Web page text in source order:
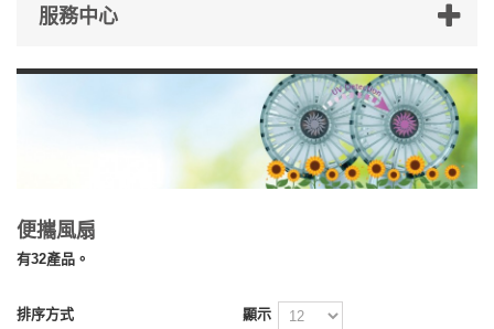
服務中心
便攜風扇
有32產品。
排序方式
顯示